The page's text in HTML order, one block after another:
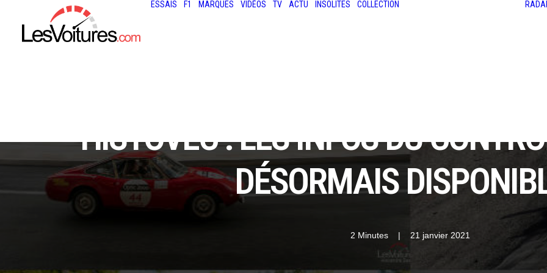
ESSAIS F1 MARQUES VIDÉOS TV ACTU INSOLITES COLLECTION
HISTOVEC : LES INFOS DU
DÉSORMAIS
2 Minutes | 21 janvier 2021